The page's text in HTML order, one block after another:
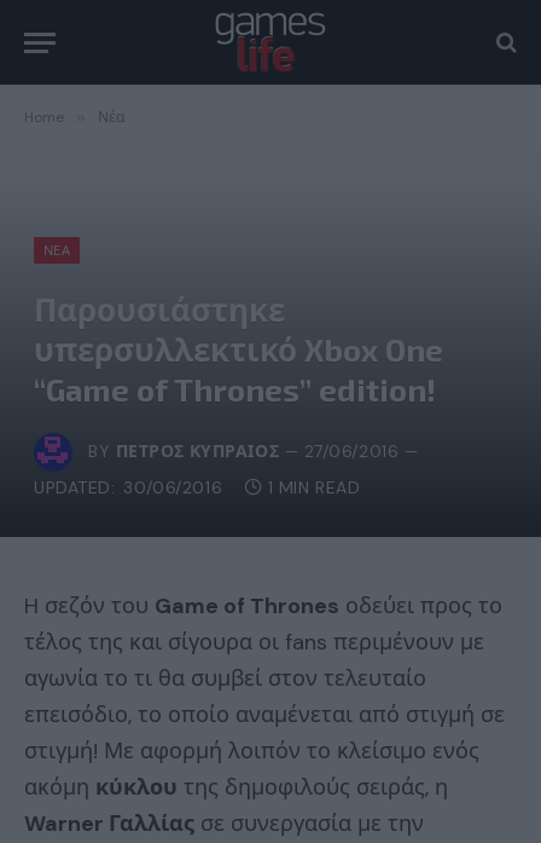
Home Νέα
ΝΈΑ
Παρουσιάστηκε
υπερσυλλεκτικό Xbox One
“Game of Thrones” edition!
BY ΠΈΤΡΟΣ ΚΥΠΡΑΊΟΣ
27/06/2016
UPDATED: 30/06/2016 1 MIN READ
H σεζόν του Game of Thrones οδεύει προς το
τέλος της και σίγουρα οι fans περιμένουν με
αγωνία το τι θα συμβεί στον τελευταίο
επεισόδιο, το οποίο αναμένεται από στιγμή σε
στιγμή! Με αφορμή λοιπόν το κλείσιμο ενός
ακόμη κύκλου της δημοφιλούς σειράς, η
Warner Γαλλίας σε συνεργασία με την